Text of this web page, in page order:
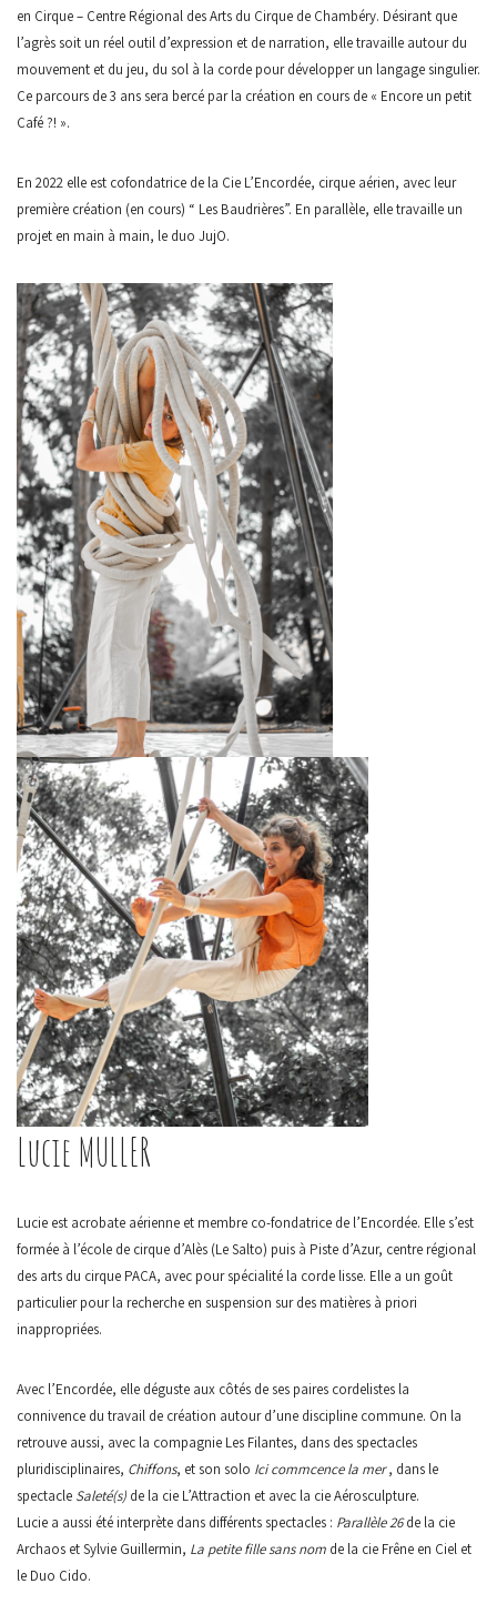
en Cirque – Centre Régional des Arts du Cirque de Chambéry. Désirant que
l’agrès soit un réel outil d’expression et de narration, elle travaille autour du
mouvement et du jeu, du sol à la corde pour développer un langage singulier.
Ce parcours de 3 ans sera bercé par la création en cours de « Encore un petit
Café ?! ».
En 2022 elle est cofondatrice de la Cie L’Encordée, cirque aérien, avec leur
première création (en cours) “ Les Baudrières”. En parallèle, elle travaille un
projet en main à main, le duo JujO.
Lucie MULLER
Lucie est acrobate aérienne et membre co-fondatrice de l’Encordée. Elle s’est
formée à l’école de cirque d’Alès (Le Salto) puis à Piste d’Azur, centre régional
des arts du cirque PACA, avec pour spécialité la corde lisse. Elle a un goût
particulier pour la recherche en suspension sur des matières à priori
inappropriées.
Avec l’Encordée, elle déguste aux côtés de ses paires cordelistes la
connivence du travail de création autour d’une discipline commune. On la
retrouve aussi, avec la compagnie Les Filantes, dans des spectacles
pluridisciplinaires, Chiffons, et son solo Ici commcence la mer, dans le
spectacle Saleté(s) de la cie L’Attraction et avec la cie Aérosculpture.
Lucie a aussi été interprète dans différents spectacles : Parallèle 26de la cie
Archaos et Sylvie Guillermin, La petite fille sans nom de la cie Frêne en Ciel et
le Duo Cido.